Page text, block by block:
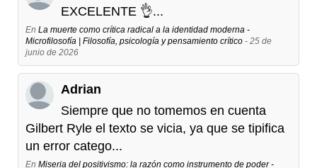
EXCELENTE 👌...
En La muerte como crítica radical a la identidad moderna -
Microfilosofía | Filosofía, psicología y pensamiento crítico - 25 de
junio de 2026
Adrian
Siempre que no tomemos en cuenta
Gilbert Ryle el texto se vicia, ya que se tipifica
un error catego...
En Miseria del positivismo: la razón como instrumento de poder -